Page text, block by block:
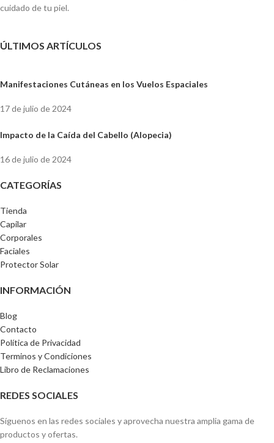
cuidado de tu piel.
ÚLTIMOS ARTÍCULOS
Manifestaciones Cutáneas en los Vuelos Espaciales
17 de julio de 2024
Impacto de la Caída del Cabello (Alopecia)
16 de julio de 2024
CATEGORÍAS
Tienda
Capilar
Corporales
Faciales
Protector Solar
INFORMACIÓN
Blog
Contacto
Política de Privacidad
Terminos y Condiciones
Libro de Reclamaciones
REDES SOCIALES
Síguenos en las redes sociales y aprovecha nuestra amplia gama de
productos y ofertas.